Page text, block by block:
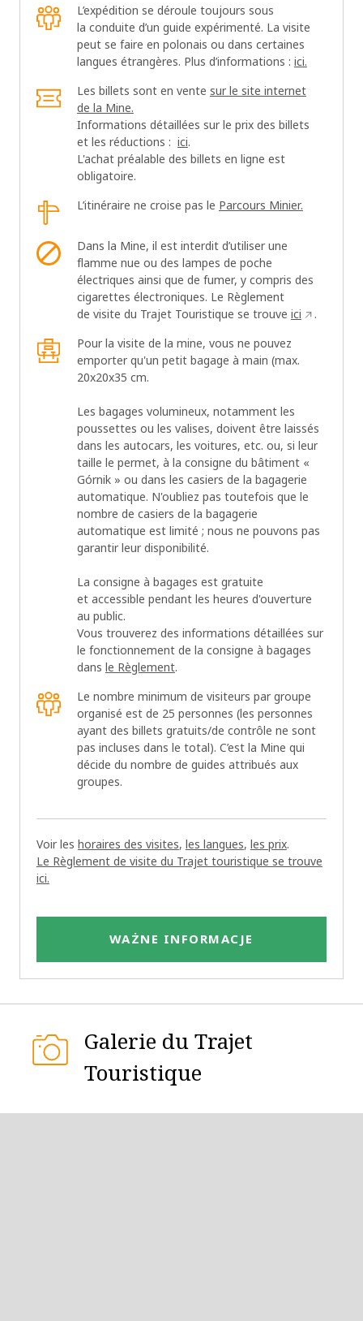
L’expédition se déroule toujours sous
la conduite d’un guide expérimenté. La visite
peut se faire en polonais ou dans certaines
langues étrangères. Plus d’informations : ici.
Les billets sont en vente sur le site internet
de la Mine.
Informations détaillées sur le prix des billets
et les réductions : ici.
L'achat préalable des billets en ligne est
obligatoire.
L’itinéraire ne croise pas le Parcours Minier.
Dans la Mine, il est interdit d’utiliser une
flamme nue ou des lampes de poche
électriques ainsi que de fumer, y compris des
cigarettes électroniques. Le Règlement
de visite du Trajet Touristique se trouve ici
.
Pour la visite de la mine, vous ne pouvez
emporter qu'un petit bagage à main (max.
20x20x35 cm.
Les bagages volumineux, notamment les
poussettes ou les valises, doivent être laissés
dans les autocars, les voitures, etc. ou, si leur
taille le permet, à la consigne du bâtiment «
Górnik » ou dans les casiers de la bagagerie
automatique. N'oubliez pas toutefois que le
nombre de casiers de la bagagerie
automatique est limité ; nous ne pouvons pas
garantir leur disponibilité.
La consigne à bagages est gratuite
et accessible pendant les heures d'ouverture
au public.
Vous trouverez des informations détaillées sur
le fonctionnement de la consigne à bagages
dans le Règlement.
Le nombre minimum de visiteurs par groupe
organisé est de 25 personnes (les personnes
ayant des billets gratuits/de contrôle ne sont
pas incluses dans le total). C’est la Mine qui
décide du nombre de guides attribués aux
groupes.
Voir les horaires des visites, les langues, les prix.
Le Règlement de visite du Trajet touristique se trouve
ici.
WAŻNE INFORMACJE
Galerie du Trajet
Touristique